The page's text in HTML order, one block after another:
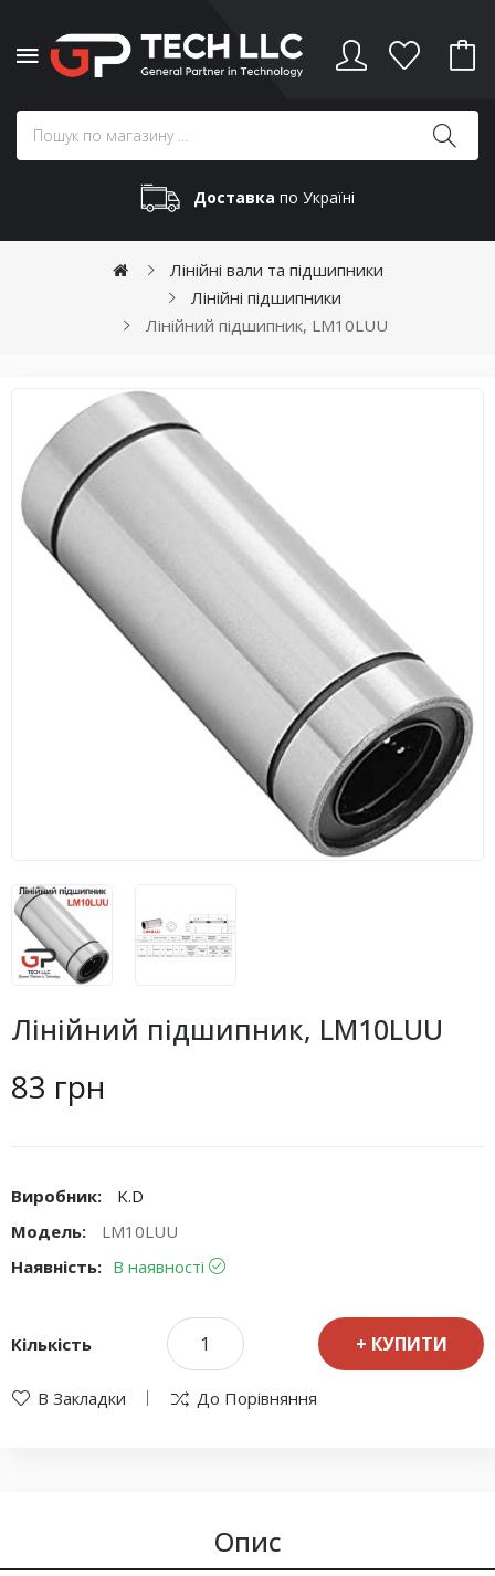
Доставка по Україні
Лінійні вали та підшипники
Лінійні підшипники
Лінійний підшипник, LM10LUU
Лінійний підшипник, LM10LUU
83 грн
Виробник:
K.D
Модель:
LM10LUU
Наявність: В наявності
Кількість КУПИТИ
В Закладки До Порівняння
Опис